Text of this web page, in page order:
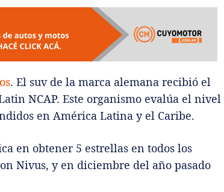
. El suv de la marca alemana recibió el
NCAP. Este organismo evalúa el nivel
en América Latina y el Caribe.
en obtener 5 estrellas en todos los
Nivus, y en diciembre del año pasado